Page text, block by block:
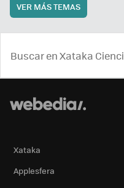
VER MÁS TEMAS
Xataka
Applesfera